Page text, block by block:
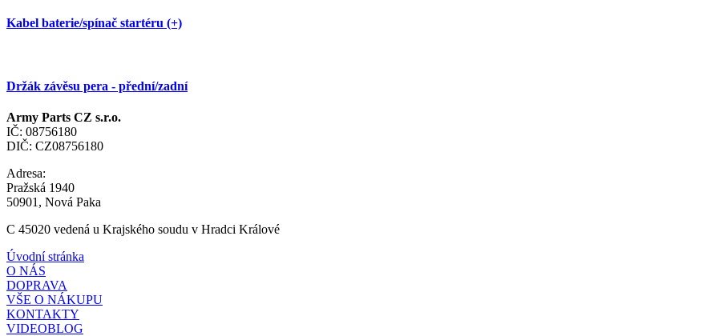
Kabel baterie/spínač startéru (+)
Držák závěsu pera - přední/zadní
Army Parts CZ s.r.o.
IČ: 08756180
DIČ: CZ08756180
Adresa:
Pražská 1940
50901, Nová Paka
C 45020 vedená u Krajského soudu v Hradci Králové
Úvodní stránka
O NÁS
DOPRAVA
VŠE O NÁKUPU
KONTAKTY
VIDEOBLOG